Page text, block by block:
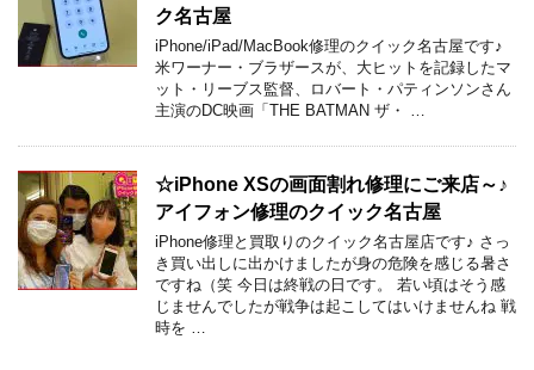
ク名古屋
iPhone/iPad/MacBook修理のクイック名古屋です♪
米ワーナー・ブラザースが、大ヒットを記録したマ
ット・リーブス監督、ロバート・パティンソンさん
主演のDC映画「THE BATMAN ザ・ …
☆iPhone XSの画面割れ修理にご来店～♪
アイフォン修理のクイック名古屋
iPhone修理と買取りのクイック名古屋店です♪ さっ
き買い出しに出かけましたが身の危険を感じる暑さ
ですね（笑 今日は終戦の日です。 若い頃はそう感
じませんでしたが戦争は起こしてはいけませんね 戦
時を …